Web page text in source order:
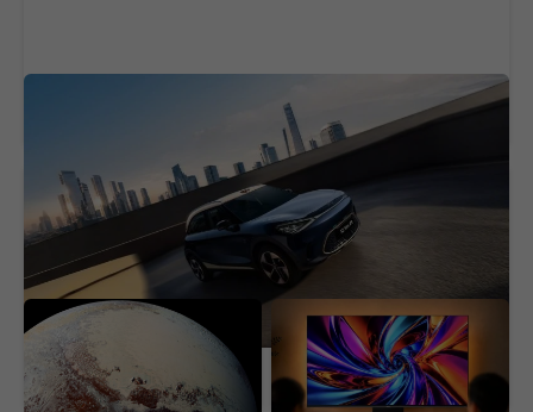
Nabije sa za 12 minút a má 800V systém. Z
legendárneho Smartu je dostupný elektromobil
Pluto sa čoraz viac
vzďaľuje od Slnka. Jeho
atmosféra sa začala
rapídne scvrkávať
Do televízorov príde
najväčšia novinka pre
obraz za roky. Slávny
výrobca vylepší zážitok